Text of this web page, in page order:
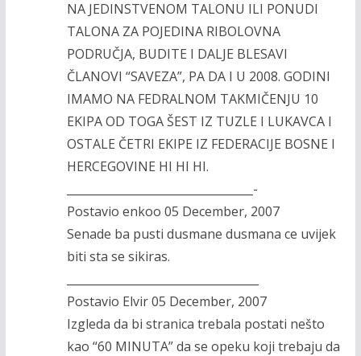
NA JEDINSTVENOM TALONU ILI PONUDI
TALONA ZA POJEDINA RIBOLOVNA
PODRUČJA, BUDITE I DALJE BLESAVI
ČLANOVI “SAVEZA”, PA DA I U 2008. GODINI
IMAMO NA FEDRALNOM TAKMIČENJU 10
EKIPA OD TOGA ŠEST IZ TUZLE I LUKAVCA I
OSTALE ČETRI EKIPE IZ FEDERACIJE BOSNE I
HERCEGOVINE HI HI HI.
_________________________________-
Postavio enkoo 05 December, 2007
Senade ba pusti dusmane dusmana ce uvijek
biti sta se sikiras.
Postavio Elvir 05 December, 2007
Izgleda da bi stranica trebala postati nešto
kao “60 MINUTA” da se opeku koji trebaju da